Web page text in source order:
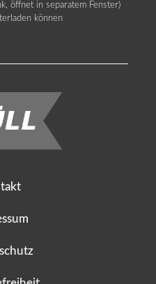
öffnet in separatem Fenster)
können